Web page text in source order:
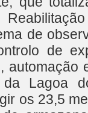
de
de
automação
da Lagoa
os 23,5